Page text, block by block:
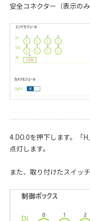
安全コネクター（表示のみ
4.DO.0を押下します。「
点灯します。
また、取り付けたスイッ